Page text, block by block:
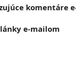
komentáre
e-mailom